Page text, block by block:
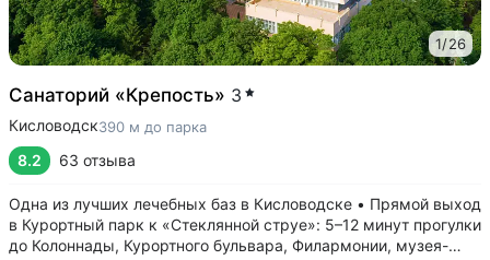
1/26
Санаторий «Крепость» 3
Кисловодск390 м до парка
8.2 63 отзыва
Одна из лучших лечебных баз в Кисловодске • Прямой выход
в Курортный парк к «Стеклянной струе»: 5–12 минут прогулки
до Колоннады, Курортного бульвара, Филармонии, музея-